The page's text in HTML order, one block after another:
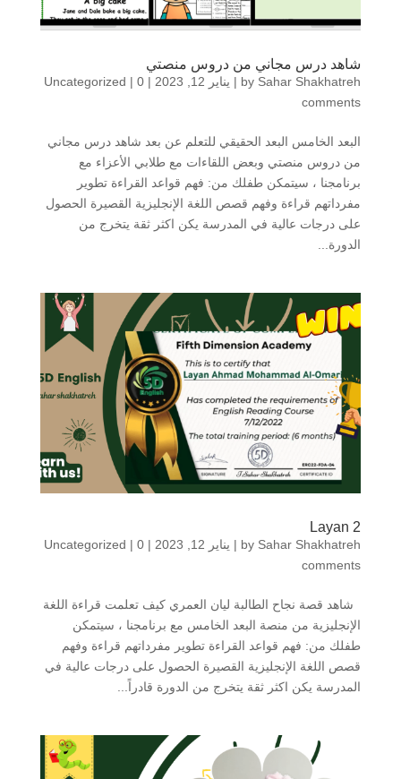
شاهد درس مجاني من دروس منصتي
by Sahar Shakhatreh
| يناير 12, 2023 |
Uncategorized |0
comments
البعد الخامس البعد الحقيقي للتعلم عن بعد شاهد درس مجاني
من دروس منصتي وبعض اللقاءات مع طلابي الأعزاء مع
برنامجنا ، سيتمكن طفلك من: فهم قواعد القراءة تطوير
مفرداتهم قراءة وفهم قصص اللغة الإنجليزية القصيرة الحصول
على درجات عالية في المدرسة يكن اكثر ثقة يتخرج من
الدورة...
Layan 2
by Sahar Shakhatreh
| يناير 12, 2023 |
Uncategorized |0
comments
شاهد قصة نجاح الطالبة ليان العمري كيف تعلمت قراءة اللغة
الإنجليزية من منصة البعد الخامس مع برنامجنا ، سيتمكن
طفلك من: فهم قواعد القراءة تطوير مفرداتهم قراءة وفهم
قصص اللغة الإنجليزية القصيرة الحصول على درجات عالية في
المدرسة يكن اكثر ثقة يتخرج من الدورة قادراً...